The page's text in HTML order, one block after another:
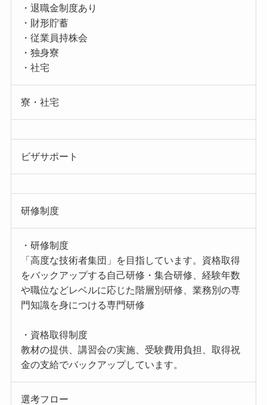
・退職金制度あり
・財形貯蓄
・従業員持株会
・独身寮
・社宅
寮・社宅
ビザサポート
研修制度
・研修制度
「高度な技術者集団」を目指しています。資格取得
をバックアップする自己研修・集合研修、経験年数
や職位などレベルに応じた階層別研修、業務別の専
門知識を身につける専門研修
・資格取得制度
教材の提供、講習会の実施、受験費用負担、取得祝
金の支給でバックアップしています。
選考フロー